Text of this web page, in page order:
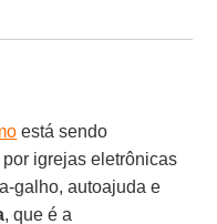
está sendo
igrejas eletrônicas
galho, autoajuda e
, que é a